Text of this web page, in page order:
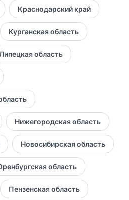
Краснодарский край
Курганская область
Липецкая область
Нижегородская область
Новосибирская область
область
Пензенская область